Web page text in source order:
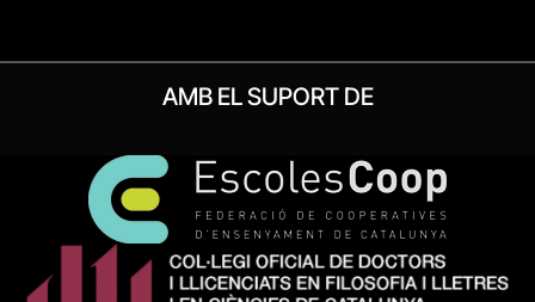
AMB EL SUPORT DE